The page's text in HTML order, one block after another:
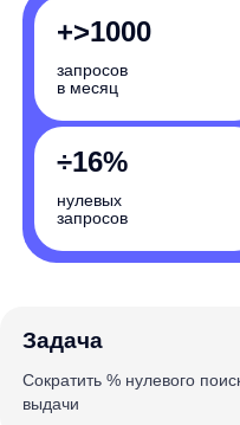
÷16%
запросов
Задача
Сократить % нулевого поиска и
выдачи
Насколько вырастут
вашего интернет-
на короткую демо-
сервис будет работать